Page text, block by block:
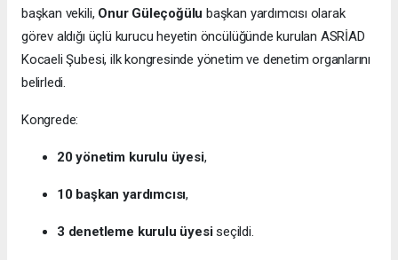
başkan vekili, Onur Güleçoğülu başkan yardımcısı olarak
görev aldığı üçlü kurucu heyetin öncülüğünde kurulan ASRİAD
Kocaeli Şubesi, ilk kongresinde yönetim ve denetim organlarını
belirledi.
Kongrede:
20 yönetim kurulu üyesi,
10 başkan yardımcısı,
3 denetleme kurulu üyesiseçildi.